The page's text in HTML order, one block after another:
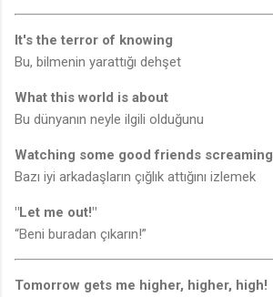
It's the terror of knowing
Bu, bilmenin yarattığı dehşet
What this world is about
Bu dünyanın neyle ilgili olduğunu
Watching some good friends screaming
Bazı iyi arkadaşların çığlık attığını izlemek
"Let me out!"
“Beni buradan çıkarın!”
Tomorrow gets me higher, higher, high!